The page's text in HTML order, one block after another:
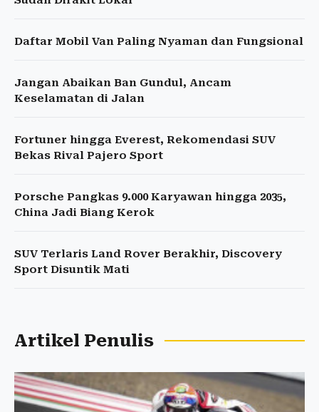
Daftar Mobil Van Paling Nyaman dan Fungsional
Jangan Abaikan Ban Gundul, Ancam
Keselamatan di Jalan
Fortuner hingga Everest, Rekomendasi SUV
Bekas Rival Pajero Sport
Porsche Pangkas 9.000 Karyawan hingga 2035,
China Jadi Biang Kerok
SUV Terlaris Land Rover Berakhir, Discovery
Sport Disuntik Mati
Artikel Penulis